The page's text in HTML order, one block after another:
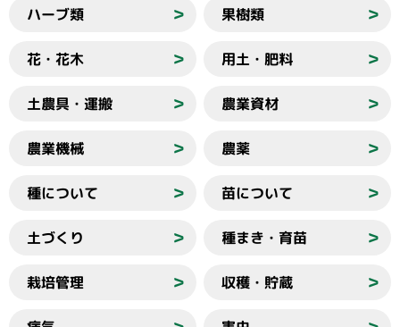
ハーブ類 ＞ 果樹類 ＞
花・花木 ＞ 用土・肥料 ＞
土農具・運搬 ＞ 農業資材 ＞
農業機械 ＞ 農薬 ＞
種について ＞ 苗について ＞
土づくり ＞ 種まき・育苗 ＞
栽培管理 ＞ 収穫・貯蔵 ＞